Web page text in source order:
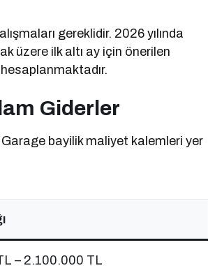
gereklidir. 2026 yılında
üzere ilk altı ay için önerilen
Giderler
Garage bayilik maliyet kalemleri yer
– 2.100.000 TL